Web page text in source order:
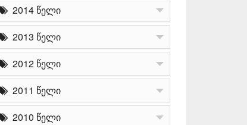
2014 წელი
2013 წელი
2012 წელი
2011 წელი
2010 წელი